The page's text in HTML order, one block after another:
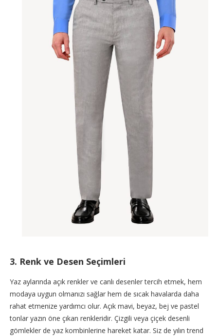
3. Renk ve Desen Seçimleri
Yaz aylarında açık renkler ve canlı desenler tercih etmek, hem
modaya uygun olmanızı sağlar hem de sıcak havalarda daha
rahat etmenize yardımcı olur. Açık mavi, beyaz, bej ve pastel
tonlar yazın öne çıkan renkleridir. Çizgili veya çiçek desenli
gömlekler de yaz kombinlerine hareket katar. Siz de yılın trend